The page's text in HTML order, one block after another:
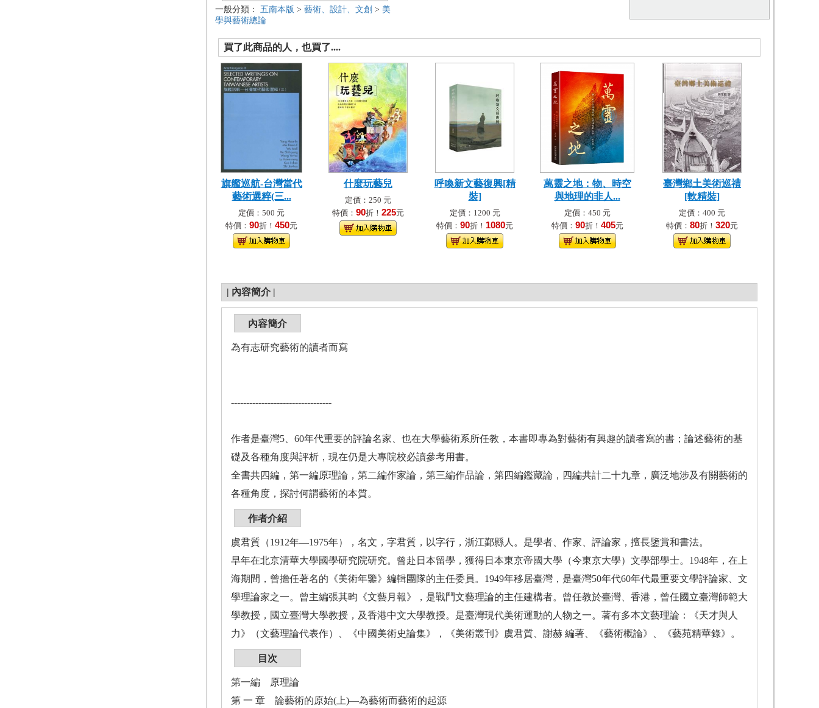
一般分類： 五南本版 > 藝術、設計、文創 > 美
學與藝術總論
買了此商品的人，也買了....
旗艦巡航-台灣當代
藝術選粹(三...
定價：500 元
特價： 90折！ 450元
什麼玩藝兒
定價：250 元
特價： 90折！ 225元
呼喚新文藝復興[精
裝]
定價：1200 元
特價： 90折！ 1080元
萬靈之地：物、時空
與地理的非人...
定價：450 元
特價： 90折！ 405元
臺灣鄉土美術巡禮
[軟精裝]
定價：400 元
特價： 80折！ 320元
| 內容簡介 |
內容簡介
為有志研究藝術的讀者而寫
---------------------------------
作者是臺灣5、60年代重要的評論名家、也在大學藝術系所任教，本書即專為對藝術有興趣的讀者寫的書；論述藝術的基
礎及各種角度與評析，現在仍是大專院校必讀參考用書。
全書共四編，第一編原理論，第二編作家論，第三編作品論，第四編鑑藏論，四編共計二十九章，廣泛地涉及有關藝術的
各種角度，探討何謂藝術的本質。
作者介紹
虞君質（1912年—1975年），名文，字君質，以字行，浙江鄞縣人。是學者、作家、評論家，擅長鑒賞和書法。
早年在北京清華大學國學研究院研究。曾赴日本留學，獲得日本東京帝國大學（今東京大學）文學部學士。1948年，在上
海期間，曾擔任著名的《美術年鑒》編輯團隊的主任委員。1949年移居臺灣，是臺灣50年代60年代最重要文學評論家、文
學理論家之一。曾主編張其昀《文藝月報》，是戰鬥文藝理論的主任建構者。曾任教於臺灣、香港，曾任國立臺灣師範大
學教授，國立臺灣大學教授，及香港中文大學教授。是臺灣現代美術運動的人物之一。著有多本文藝理論：《天才與人
力》（文藝理論代表作）、《中國美術史論集》，《美術叢刊》虞君質、謝赫 編著、《藝術概論》、《藝苑精華錄》。
目次
第一編 原理論
第 一 章 論藝術的原始(上)—為藝術而藝術的起源